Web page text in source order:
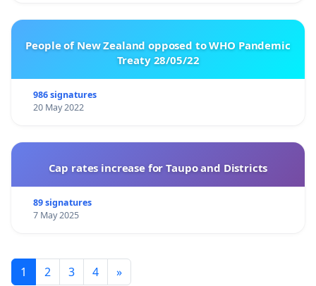
People of New Zealand opposed to WHO Pandemic
Treaty 28/05/22
986 signatures
20 May 2022
Cap rates increase for Taupo and Districts
89 signatures
7 May 2025
1 2 3 4 »